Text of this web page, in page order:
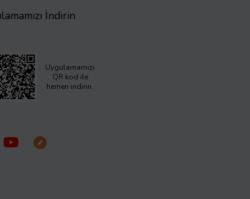
İndirin
Uygulamamızı
QR kod ile
hemen indirin.